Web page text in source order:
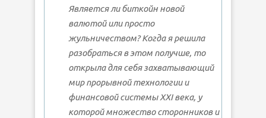
Является ли биткойн новой
валютой или просто
жульничеством? Когда я решила
разобраться в этом получше, то
открыла для себя захватывающий
мир прорывной технологии и
финансовой системы XXI века, у
которой множество сторонников и